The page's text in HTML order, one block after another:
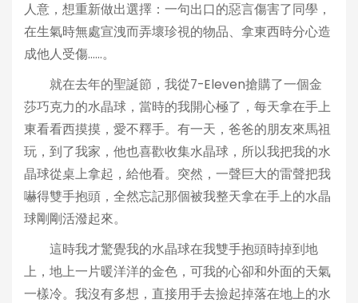
人意，想重新做出選擇：一句出口的惡言傷害了同學，
在生氣時無處宣洩而弄壞珍視的物品、拿東西時分心造
成他人受傷……。
就在去年的聖誕節，我從7-Eleven搶購了一個金
莎巧克力的水晶球，當時的我開心極了，每天拿在手上
東看看西摸摸，愛不釋手。有一天，爸爸的朋友來馬祖
玩，到了我家，他也喜歡收集水晶球，所以我把我的水
晶球從桌上拿起，給他看。突然，一聲巨大的雷聲把我
嚇得雙手抱頭，全然忘記那個被我整天拿在手上的水晶
球剛剛活潑起來。
這時我才驚覺我的水晶球在我雙手抱頭時掉到地
上，地上一片暖洋洋的金色，可我的心卻和外面的天氣
一樣冷。我沒有多想，直接用手去撿起掉落在地上的水